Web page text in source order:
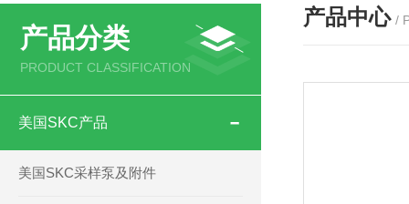
产品分类
PRODUCT CLASSIFICATION
美国SKC产品
美国SKC采样泵及附件
产品中心 /